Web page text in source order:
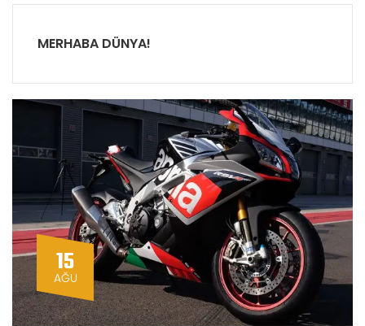
MERHABA DÜNYA!
15
AĞU